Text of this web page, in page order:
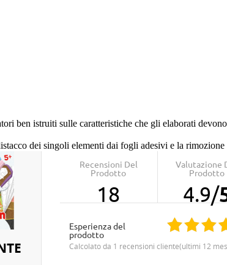
ben istruiti sulle caratteristiche che gli elaborati
dei singoli elementi dai fogli adesivi e la
Recensioni Del
Prodotto
18
Valutazione
Prodotto
4.9/
Esperienza del
prodotto
calcolato da 1 recensioni cliente(ultimi 12